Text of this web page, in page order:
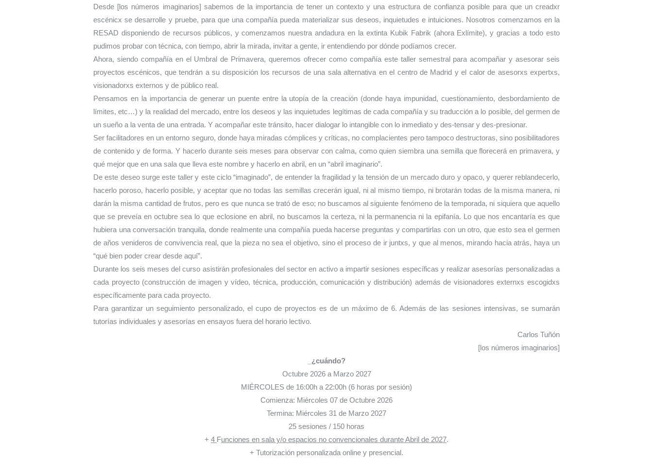
Desde [los números imaginarios] sabemos de la importancia de tener un contexto y una estructura de confianza posible para que un creadxr
escénicx se desarrolle y pruebe, para que una compañía pueda materializar sus deseos, inquietudes e intuiciones. Nosotros comenzamos en la
RESAD disponiendo de recursos públicos, y comenzamos nuestra andadura en la extinta Kubik Fabrik (ahora Exlímite), y gracias a todo esto
pudimos probar con técnica, con tiempo, abrir la mirada, invitar a gente, ir entendiendo por dónde podíamos crecer.
Ahora, siendo compañía en el Umbral de Primavera, queremos ofrecer como compañía este taller semestral para acompañar y asesorar seis
proyectos escénicos, que tendrán a su disposición los recursos de una sala alternativa en el centro de Madrid y el calor de asesorxs expertxs,
visionadorxs externos y de público real.
Pensamos en la importancia de generar un puente entre la utopía de la creación (donde haya impunidad, cuestionamiento, desbordamiento de
límites, etc…) y la realidad del mercado, entre los deseos y las inquietudes legítimas de cada compañía y su traducción a lo posible, del germen de
un sueño a la venta de una entrada. Y acompañar este tránsito, hacer dialogar lo intangible con lo inmediato y des-tensar y des-presionar.
Ser facilitadores en un entorno seguro, donde haya miradas cómplices y críticas, no complacientes pero tampoco destructoras, sino posibilitadores
de contenido y de forma. Y hacerlo durante seis meses para observar con calma, como quien siembra una semilla que florecerá en primavera, y
qué mejor que en una sala que lleva este nombre y hacerlo en abril, en un “abril imaginario”.
De este deseo surge este taller y este ciclo “imaginado”, de entender la fragilidad y la tensión de un mercado duro y opaco, y querer reblandecerlo,
hacerlo poroso, hacerlo posible, y aceptar que no todas las semillas crecerán igual, ni al mismo tiempo, ni brotarán todas de la misma manera, ni
darán la misma cantidad de frutos, pero es que nunca se trató de eso; no buscamos al siguiente fenómeno de la temporada, ni siquiera que aquello
que se preveía en octubre sea lo que eclosione en abril, no buscamos la certeza, ni la permanencia ni la epifanía. Lo que nos encantaría es que
hubiera una conversación tranquila, donde realmente una compañía pueda hacerse preguntas y compartirlas con un otro, que esto sea el germen
de años venideros de convivencia real, que la pieza no sea el objetivo, sino el proceso de ir juntxs, y que al menos, mirando hacia atrás, haya un
“qué bien poder crear desde aquí”.
Durante los seis meses del curso asistirán profesionales del sector en activo a impartir sesiones específicas y realizar asesorías personalizadas a
cada proyecto (construcción de imagen y vídeo, técnica, producción, comunicación y distribución) además de visionadores externxs escogidxs
específicamente para cada proyecto.
Para garantizar un seguimiento personalizado, el cupo de proyectos es de un máximo de 6. Además de las sesiones intensivas, se sumarán
tutorías individuales y asesorías en ensayos fuera del horario lectivo.
Carlos Tuñón
[los números imaginarios]
_¿cuándo?
Octubre 2026 a Marzo 2027
MIÉRCOLES de 16:00h a 22:00h (6 horas por sesión)
Comienza: Miércoles 07 de Octubre 2026
Termina: Miércoles 31 de Marzo 2027
25 sesiones / 150 horas
+ 4 Funciones en sala y/o espacios no convencionales durante Abril de 2027.
+ Tutorización personalizada online y presencial.